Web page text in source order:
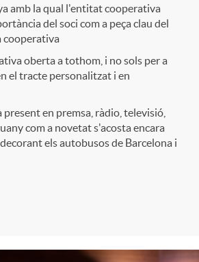
amb la qual l'entitat cooperativa
del soci com a peça clau del
cooperativa
oberta a tothom, i no sols per a
el tracte personalitzat i en
present en premsa, ràdio, televisió,
com a novetat s'acosta encara
els autobusos de Barcelona i